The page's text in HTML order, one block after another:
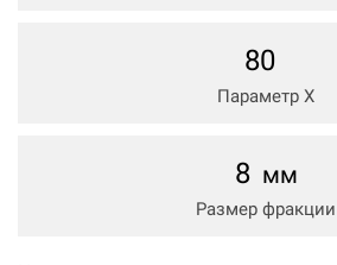
80
Параметр Х
8 мм
Размер фракции